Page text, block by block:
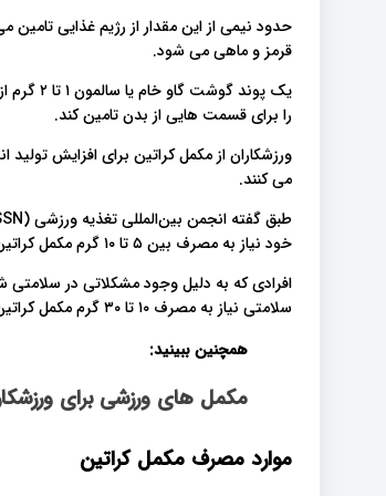
حدود نیمی از این مقدار از رژیم غذایی
قرمز و ماهی می شود.
یک
را برای قسمت هایی از بدن تامین کند.
ورزشکاران از مکمل کراتین برای افزایش
می کنند.
خود نیاز به مصرف بین ۵ تا ۱۰ گرم مکمل کراتین در روز داشته باشند.
افرادی که به دلیل وجود مشکلاتی در سلامتی
سلامتی نیاز به مصرف ۱۰ تا ۳۰ گرم مکمل کراتین در روز داشته باشند.
همچنین ببینید:
مکمل های ورزشی برای
موارد مصرف مکمل کراتین